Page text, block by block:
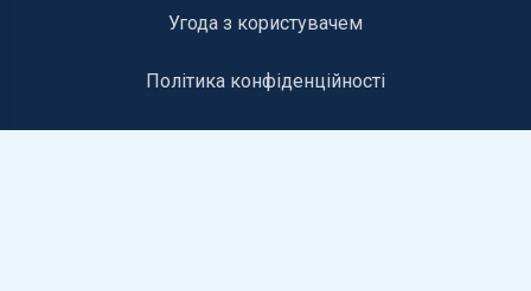
Угода з користувачем
Політика конфіденційності